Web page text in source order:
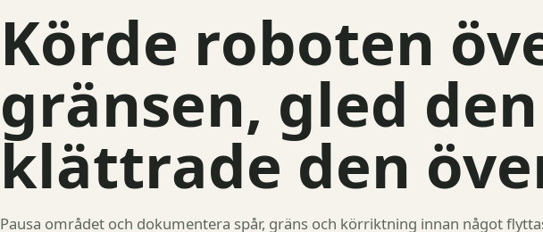
Körde roboten
gränsen, gled
klättrade den
Pausa området och dokumentera spår, gräns och körriktning innan något